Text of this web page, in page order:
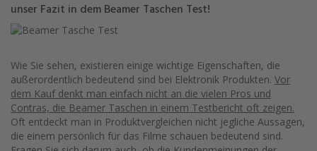
unser Fazit in dem Beamer Taschen Test!
Wie Sie sehen, existieren einige wichtige Eigenschaften, die
außerordentlich bedeutend sind bei Elektronik Produkten. Vor
dem Kauf denkt man einfach nicht an die vielen Pros und
Contras, die Beamer Taschen in einem Testbericht oft zeigen.
Oft entdeckt man in Produktvergleichen nicht jegliche Aussagen,
die einem persönlich für das Filme schauen bedeutend sind.